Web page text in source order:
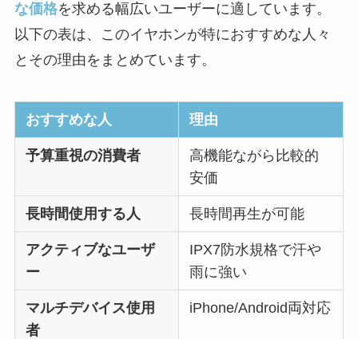
な価格を求める幅広いユーザーに適しています。
以下の表は、このイヤホンが特におすすめな人々
とその理由をまとめています。
おすすめな人 理由
予算重視の消費者
高機能ながら比較的
安価
長時間使用する人 長時間再生が可能
アクティブなユーザ
ー
IPX7防水規格で汗や
雨に強い
マルチデバイス使用
者
iPhone/Android両対応